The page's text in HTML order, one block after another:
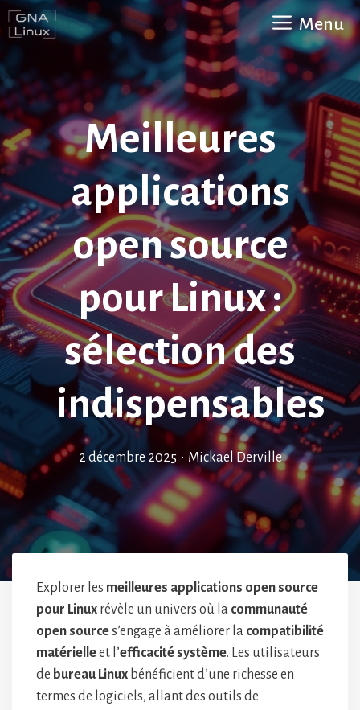
Aller
au
Menu
Meilleures
applications
open source
pour Linux :
sélection des
indispensables
2 décembre 2025 • Mickael Derville
Explorer les meilleures applications open source
pour Linux révèle un univers où la communauté
open sources’engage à améliorer la compatibilité
matérielleet l’efficacité système. Les utilisateurs
de bureau Linux bénéficient d’une richesse en
termes de logiciels, allant des outils de